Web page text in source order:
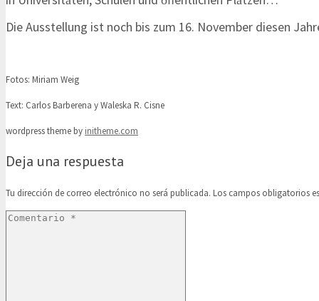
Die Ausstellung ist noch bis zum 16. November diesen
Fotos: Miriam Weig
Text: Carlos Barberena y Waleska R. Cisne
wordpress theme by initheme.com
Deja una respuesta
Tu dirección de correo electrónico no será publicada. Los campos obligatorios